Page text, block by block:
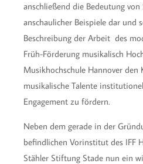
anschließend die Bedeutung
anschaulicher Beispiele dar und
Beschreibung der Arbeit des
Früh-Förderung musikalisch
Musikhochschule Hannover den
musikalische Talente
Engagement zu fördern.
Neben dem gerade in der
befindlichen Vorinstitut des IFF
Stähler Stiftung Stade nun ein